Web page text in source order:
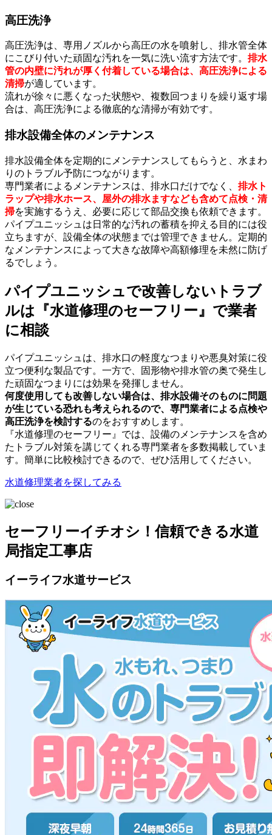
高圧洗浄
高圧洗浄は、専用ノズルから高圧の水を噴射し、排水管全体
にこびり付いた頑固な汚れを一気に洗い流す方法です。 排水
管の内壁に汚れが厚く付着している場合は、高圧洗浄による
清掃が適しています。
流れが徐々に悪くなった状態や、複数回つまりを繰り返す場
合は、高圧洗浄による徹底的な清掃が有効です。
排水設備全体のメンテナンス
排水設備全体を定期的にメンテナンスしてもらうと、水まわ
りのトラブル予防につながります。
専門業者によるメンテナンスは、排水口だけでなく、 排水ト
ラップや排水ホース、屋外の排水ますなども含めて点検・清
掃を実施するうえ、必要に応じて部品交換も依頼できます。
パイプユニッシュは日常的な汚れの蓄積を抑える目的には役
立ちますが、設備全体の状態までは管理できません。定期的
なメンテナンスによって大きな故障や高額修理を未然に防げ
るでしょう。
パイプユニッシュで改善しないトラブ
ルは『水道修理のセーフリー』で業者
に相談
パイプユニッシュは、排水口の軽度なつまりや悪臭対策に役
立つ便利な製品です。一方で、固形物や排水管の奥で発生し
た頑固なつまりには効果を発揮しません。
何度使用しても改善しない場合は、排水設備そのものに問題
が生じている恐れも考えられるので、専門業者による点検や
高圧洗浄を検討するのをおすすめします。
『水道修理のセーフリー』では、設備のメンテナンスを含め
たトラブル対策を講じてくれる専門業者を多数掲載していま
す。簡単に比較検討できるので、ぜひ活用してください。
水道修理業者を探してみる
セーフリーイチオシ！信頼できる水道
局指定工事店
イーライフ水道サービス